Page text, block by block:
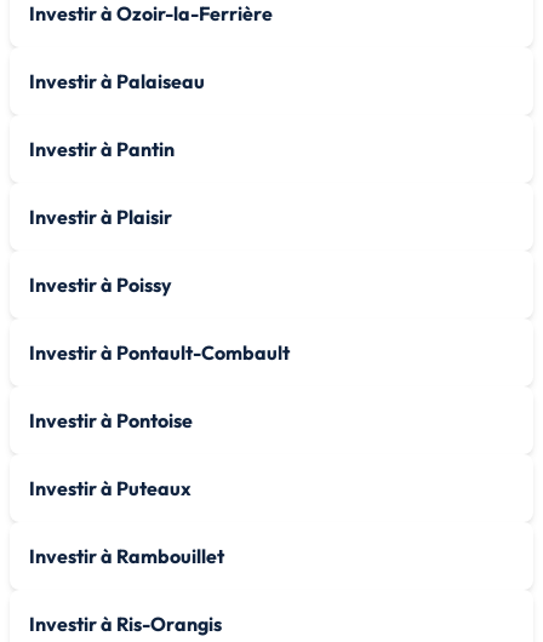
Investir à Ozoir-la-Ferrière
Investir à Palaiseau
Investir à Pantin
Investir à Plaisir
Investir à Poissy
Investir à Pontault-Combault
Investir à Pontoise
Investir à Puteaux
Investir à Rambouillet
Investir à Ris-Orangis